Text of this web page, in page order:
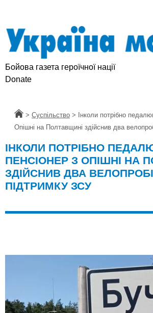
Бойова газета героїчної нації
Підтримай УМ
Головна
> Суспільство >
Інколи потрібно
Опішні на Полтавщині здійснив два
ІНКОЛИ ПОТРІБНО
ПЕНСІОНЕР З ОПІШНІ НА
ЗДІЙСНИВ ДВА
ПІДТРИМКУ ЗСУ